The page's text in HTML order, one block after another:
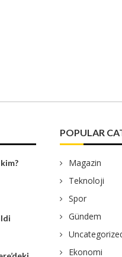
POPULAR
Magazin
Teknoloji
Spor
Gündem
Ekonomi